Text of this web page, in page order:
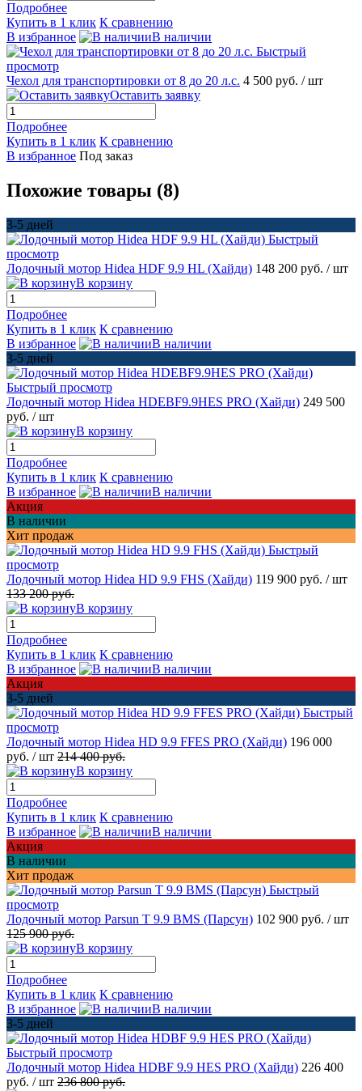
Подробнее
Купить в 1 клик К сравнению
В избранное
В наличии
Быстрый
просмотр
Чехол для транспортировки от 8 до 20 л.с. 4 500 руб. / шт
Оставить заявку
Подробнее
Купить в 1 клик К сравнению
В избранное Под заказ
Похожие товары (8)
3-5 дней
Быстрый
просмотр
Лодочный мотор Hidea HDF 9.9 HL (Хайди) 148 200 руб. / шт
В корзину
Подробнее
Купить в 1 клик К сравнению
В избранное
В наличии
3-5 дней
Быстрый просмотр
Лодочный мотор Hidea HDEBF9.9HES PRO (Хайди) 249 500
руб. / шт
В корзину
Подробнее
Купить в 1 клик К сравнению
В избранное
В наличии
Акция
В наличии
Хит продаж
Быстрый
просмотр
Лодочный мотор Hidea HD 9.9 FHS (Хайди) 119 900 руб. / шт
133 200 руб.
В корзину
Подробнее
Купить в 1 клик К сравнению
В избранное
В наличии
Акция
3-5 дней
Быстрый
просмотр
Лодочный мотор Hidea HD 9.9 FFES PRO (Хайди) 196 000
руб. / шт 214 400 руб.
В корзину
Подробнее
Купить в 1 клик К сравнению
В избранное
В наличии
Акция
В наличии
Хит продаж
Быстрый
просмотр
Лодочный мотор Parsun T 9.9 BMS (Парсун) 102 900 руб. / шт
125 900 руб.
В корзину
Подробнее
Купить в 1 клик К сравнению
В избранное
В наличии
3-5 дней
Быстрый просмотр
Лодочный мотор Hidea HDBF 9.9 HES PRO (Хайди) 226 400
руб. / шт 236 800 руб.